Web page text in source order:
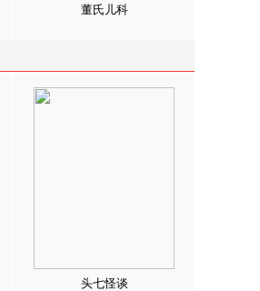
董氏儿科
头七怪谈